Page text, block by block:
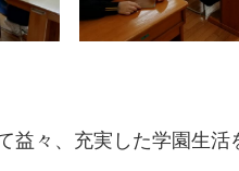
益々、充実した学園生活